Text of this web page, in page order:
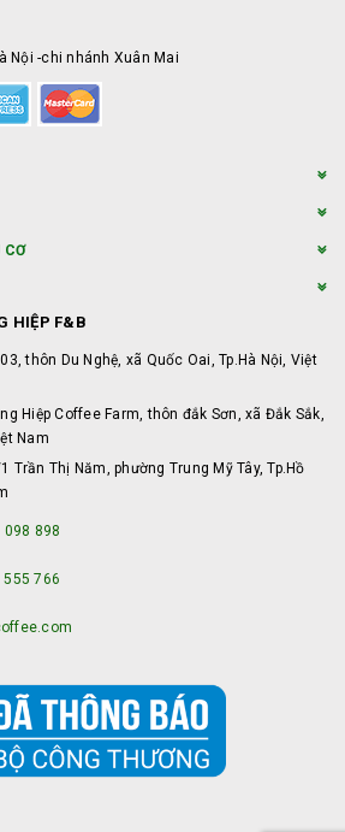
Nội -chi nhánh Xuân Mai
CƠ
HIỆP F&B
thôn Du Nghệ, xã Quốc Oai, Tp.Hà Nội, Việt
Hiệp Coffee Farm, thôn đắk Sơn, xã Đắk Sắk,
Nam
Trần Thị Năm, phường Trung Mỹ Tây, Tp.Hồ
098 898
555 766